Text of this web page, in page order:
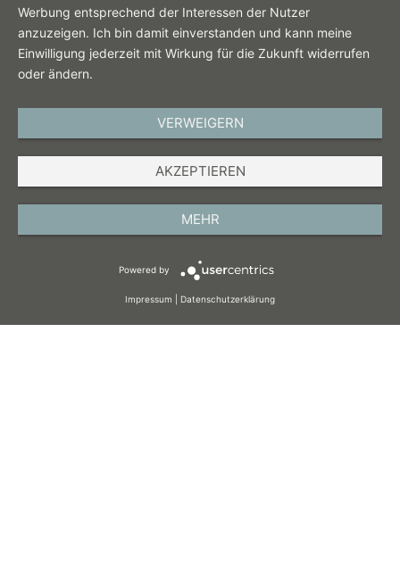
Werbung entsprechend der Interessen der Nutzer
anzuzeigen. Ich bin damit einverstanden und kann meine
Einwilligung jederzeit mit Wirkung für die Zukunft widerrufen
oder ändern.
VERWEIGERN
AKZEPTIEREN
MEHR
Powered by
Impressum Datenschutzerklärung